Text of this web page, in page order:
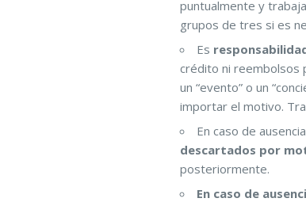
puntualmente y
grupos de tres si es
Es
crédito ni reembolsos
un “evento” o un
importar el motivo.
En caso de
descartados por
posteriormente.
En caso de